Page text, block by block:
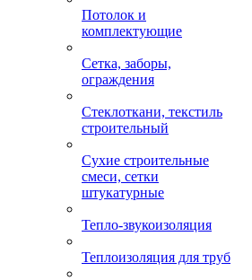
Потолок и
комплектующие
Сетка, заборы,
ограждения
Стеклоткани, текстиль
строительный
Сухие строительные
смеси, сетки
штукатурные
Тепло-звукоизоляция
Теплоизоляция для труб